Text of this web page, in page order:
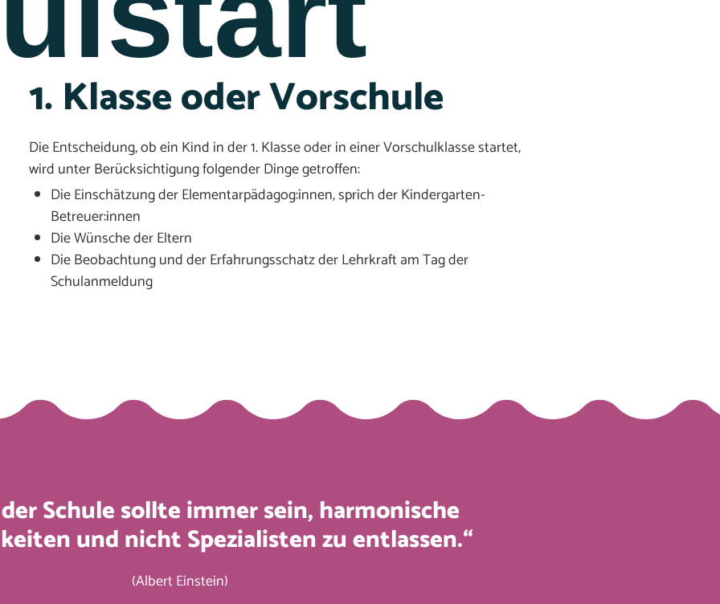
1. Klasse oder Vorschule
Die Entscheidung, ob ein Kind in der 1. Klasse oder in einer Vorschulklasse startet,
wird unter Berücksichtigung folgender Dinge getroffen:
Die Einschätzung der Elementarpädagog:innen, sprich der Kindergarten-
Betreuer:innen
Die Wünsche der Eltern
Die Beobachtung und der Erfahrungsschatz der Lehrkraft am Tag der
Schulanmeldung
Schule sollte immer sein, harmonische
und nicht Spezialisten zu entlassen.“
(Albert Einstein)